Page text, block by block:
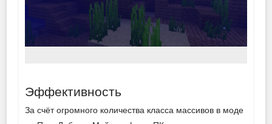
Эффективность
За счёт огромного количества класса массивов в моде